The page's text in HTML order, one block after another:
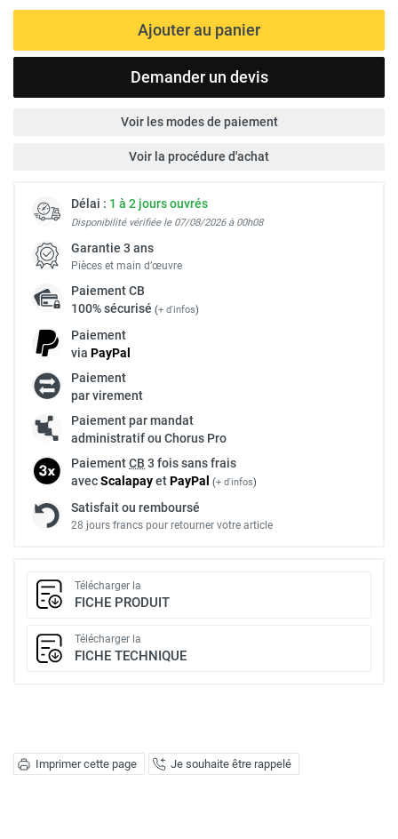
Imprimer cette page Je souhaite être rappelé
Ajouter au panier
Demander un devis
Voir les modes de paiement
Voir la procédure d'achat
Délai : 1 à 2 jours ouvrés
Disponibilité vérifiée le 07/08/2026 à 00h08
Garantie 3 ans
Pièces et main d’œuvre
PaiementCB
100% sécurisé (+ d'infos)
Paiement
via PayPal
Paiement
par virement
Paiement par mandat
administratif ou Chorus Pro
PaiementCB 3 fois sans frais
avecScalapayetPayPal (+ d'infos)
Satisfait ou remboursé
28 jours francs pour retourner votre article
Télécharger la
FICHE PRODUIT
Télécharger la
FICHE TECHNIQUE